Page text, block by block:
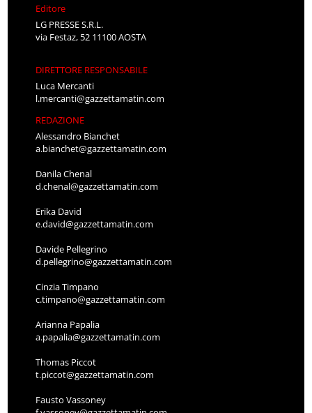
Editore
LG PRESSE S.R.L.
via Festaz, 52 11100 AOSTA
DIRETTORE RESPONSABILE
Luca Mercanti
l.mercanti@gazzettamatin.com
REDAZIONE
Alessandro Bianchet
a.bianchet@gazzettamatin.com
Danila Chenal
d.chenal@gazzettamatin.com
Erika David
e.david@gazzettamatin.com
Davide Pellegrino
d.pellegrino@gazzettamatin.com
Cinzia Timpano
c.timpano@gazzettamatin.com
Arianna Papalia
a.papalia@gazzettamatin.com
Thomas Piccot
t.piccot@gazzettamatin.com
Fausto Vassoney